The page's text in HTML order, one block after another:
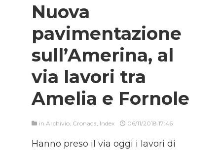
Nuova
pavimentazione
sull’Amerina, al
via lavori tra
Amelia e Fornole
in Archivio Cronaca Index 06/11/2018 17:46
Hanno preso il via oggi i lavori di